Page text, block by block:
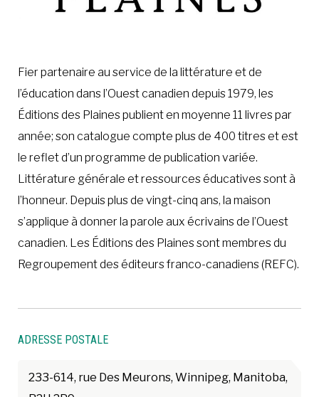
Fier partenaire au service de la littérature et de
l’éducation dans l’Ouest canadien depuis 1979, les
Éditions des Plaines publient en moyenne 11 livres par
année; son catalogue compte plus de 400 titres et est
le reflet d’un programme de publication variée.
Littérature générale et ressources éducatives sont à
l’honneur. Depuis plus de vingt-cinq ans, la maison
s’applique à donner la parole aux écrivains de l’Ouest
canadien. Les Éditions des Plaines sont membres du
Regroupement des éditeurs franco-canadiens (REFC).
ADRESSE POSTALE
233-614, rue Des Meurons, Winnipeg, Manitoba,